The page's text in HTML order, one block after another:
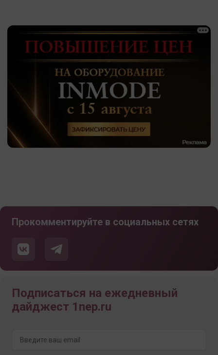
Прокомментируйте в социальных сетях
Подписаться на ежедневный
дайджест 1nep.ru